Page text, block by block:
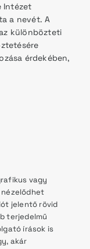
Intézet
a nevét. A
különbözteti
érdekében,
vagy
jelentő rövid
terjedelmű
írások is
akár